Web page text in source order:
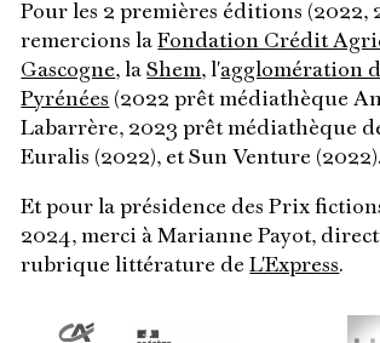
Pour les 2 premières éditions (2022,
remercions laFondation Crédit
Gascogne, laShem, l'agglomération
Pyrénées (2022 prêt médiathèque
Labarrère, 2023 prêt médiathèque
Euralis (2022), et Sun Venture (2022).
Et pour la présidence des Prix
2024, merci à Marianne Payot,
rubrique littérature deL'Express.